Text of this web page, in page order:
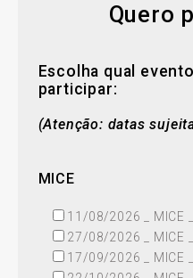
Quero
Escolha qual
participar:
(Atenção: datas
MICE
11/08/2026 _ MICE
27/08/2026 _ MICE
17/09/2026 _ MICE